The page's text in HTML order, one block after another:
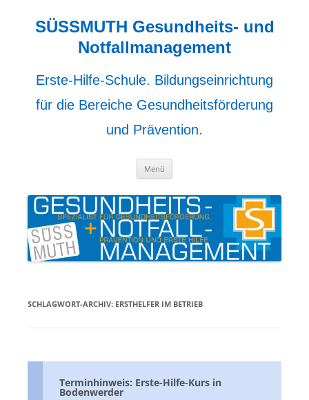
springenSÜSSMUTH Gesundheits- und
Notfallmanagement
Erste-Hilfe-Schule. Bildungseinrichtung
für die Bereiche Gesundheitsförderung
und Prävention.
Menü
SCHLAGWORT-ARCHIV: ERSTHELFER IM BETRIEB
Terminhinweis: Erste-Hilfe-Kurs in
Bodenwerder